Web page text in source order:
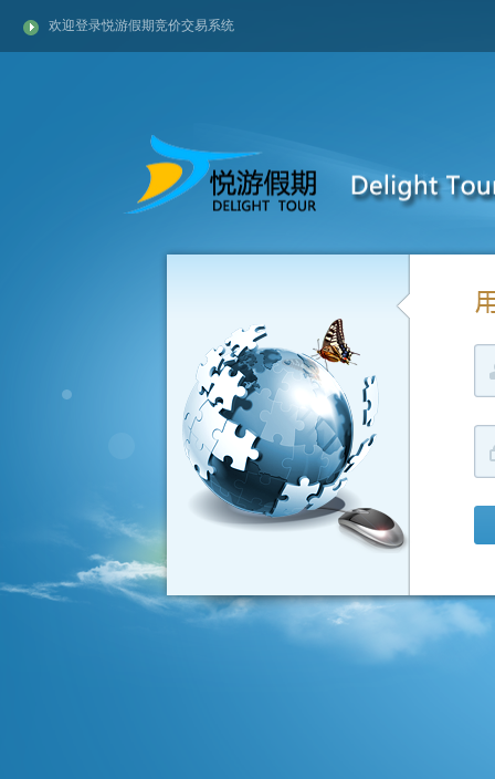
欢迎登录悦游假期竞价交易系统